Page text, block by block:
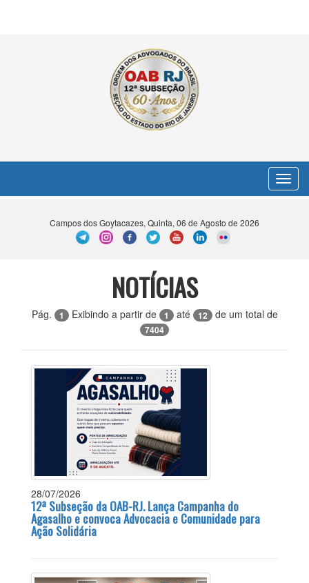
Toggle
Campos dos Goytacazes, Quinta, 06 de Agosto de 2026
NOTÍCIAS
Pág. 1 Exibindo a partir de 1 até 12 de um total de
7404
28/07/2026
12ª Subseção da OAB-RJ. Lança Campanha do
Agasalho e convoca Advocacia e Comunidade para
Ação Solidária